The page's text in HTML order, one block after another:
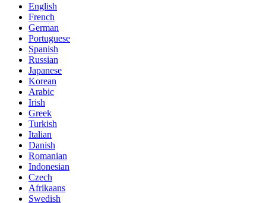
English
French
German
Portuguese
Spanish
Russian
Japanese
Korean
Arabic
Irish
Greek
Turkish
Italian
Danish
Romanian
Indonesian
Czech
Afrikaans
Swedish